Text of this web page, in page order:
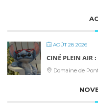
AOÛT 28 2026
CINÉ PLEIN AIR
Domaine de